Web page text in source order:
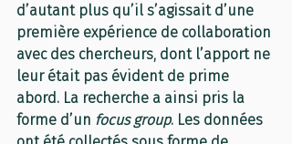
d’autant plus qu’il s’agissait d’une
première expérience de collaboration
avec des chercheurs, dont l’apport ne
leur était pas évident de prime
abord. La recherche a ainsi pris la
forme d’un focus group. Les données